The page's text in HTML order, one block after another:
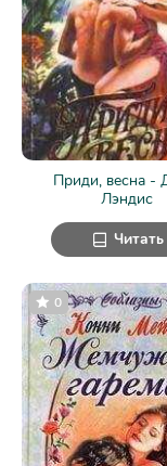
Приди, весна -
Лэндис
Читать
0